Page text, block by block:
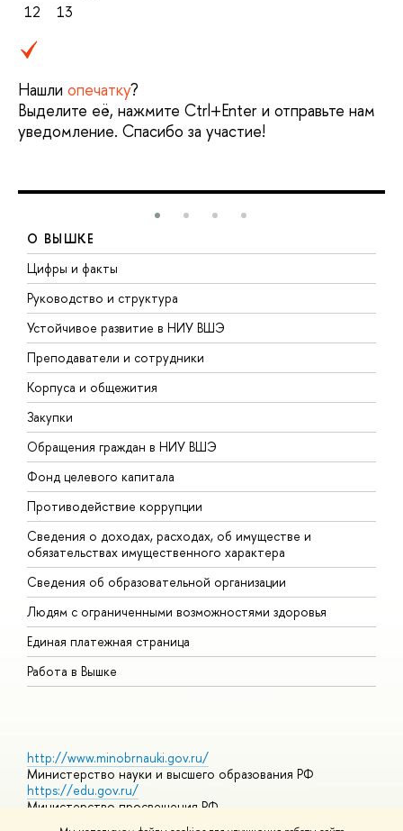
12
13
Нашли опечатку?
Выделите её, нажмите Ctrl+Enter и отправьте нам
уведомление. Спасибо за участие!
О ВЫШКЕ
Цифры и факты
Руководство и структура
Устойчивое развитие в НИУ ВШЭ
Преподаватели и сотрудники
Корпуса и общежития
Закупки
Обращения граждан в НИУ ВШЭ
Фонд целевого капитала
Противодействие коррупции
Сведения о доходах, расходах, об имуществе и
обязательствах имущественного характера
Сведения об образовательной организации
Людям с ограниченными возможностями здоровья
Единая платежная страница
Работа в Вышке
http://www.minobrnauki.gov.ru/
Министерство науки и высшего образования РФ
https://edu.gov.ru/
Министерство просвещения РФ
https://elearning.hse.ru/mooc